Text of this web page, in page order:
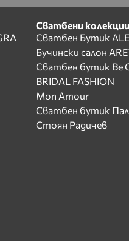
Сватбени колекции
Сватбен Бутик
Бучински салон
Сватбен бутик Be
BRIDAL FASHION
Mon Amour
Сватбен бутик
Стоян Радичев